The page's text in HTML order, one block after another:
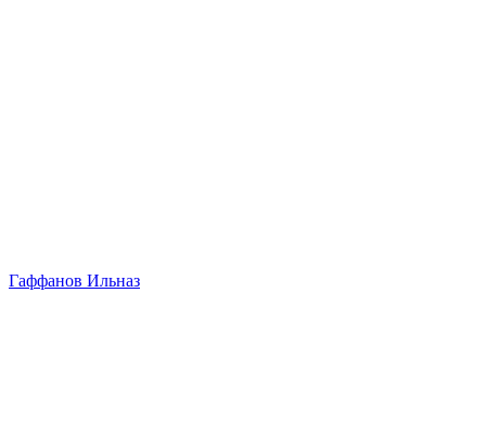
Гаффанов Ильназ